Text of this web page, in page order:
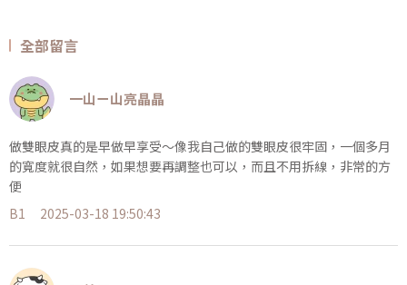
全部留言
一山ㄧ山亮晶晶
做雙眼皮真的是早做早享受～像我自己做的雙眼皮很牢固，一個多月
的寬度就很自然，如果想要再調整也可以，而且不用拆線，非常的方
便
B1
2025-03-18 19:50:43